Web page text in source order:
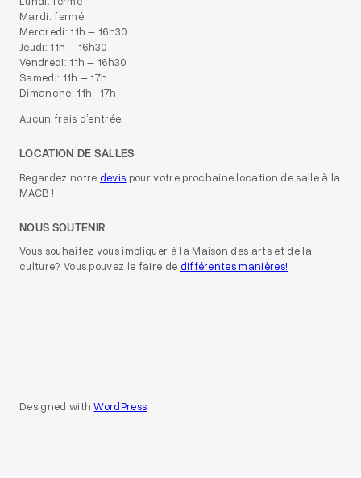
Mardi: fermé
Mercredi: 11h – 16h30
Jeudi: 11h – 16h30
Vendredi: 11h – 16h30
Samedi: 11h – 17h
Dimanche: 11h -17h
Aucun frais d’entrée.
LOCATION DE SALLES
Regardez notre devis pour votre prochaine location de salle à la
MACB !
NOUS SOUTENIR
Vous souhaitez vous impliquer à la Maison des arts et de la
culture? Vous pouvez le faire de différentes manières!
Designed withWordPress